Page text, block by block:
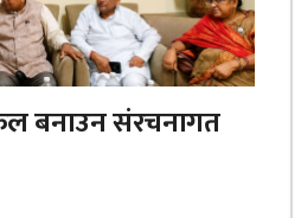
बनाउन संरचनागत